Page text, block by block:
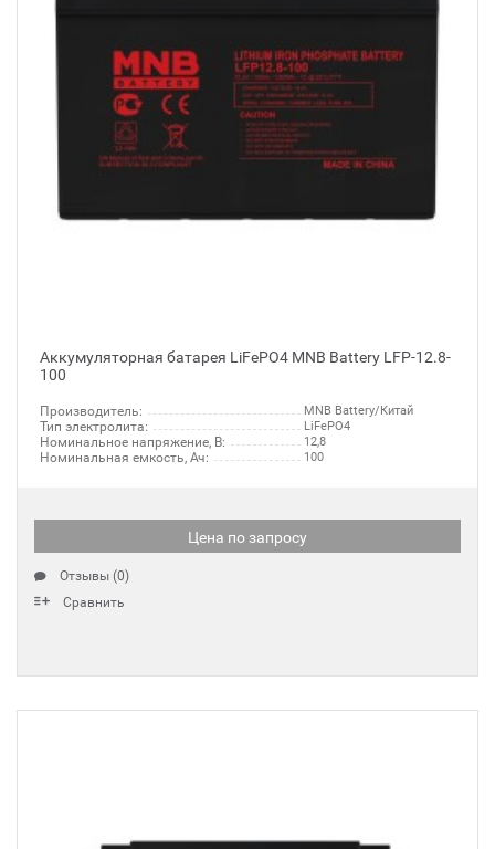
Аккумуляторная батарея LiFePO4 MNB Battery LFP-12.8-
100
Производитель: MNB Battery/Китай
Тип электролита: LiFePO4
Номинальное напряжение, В: 12,8
Номинальная емкость, Ач: 100
Цена по запросу
Отзывы (0)
Сравнить